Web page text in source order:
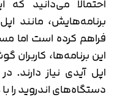
برنامه‌هایش، مانند
فراهم کرده است اما
این برنامه‌ها،
اپل آیدی نیاز
دستگاه‌های اندروید را